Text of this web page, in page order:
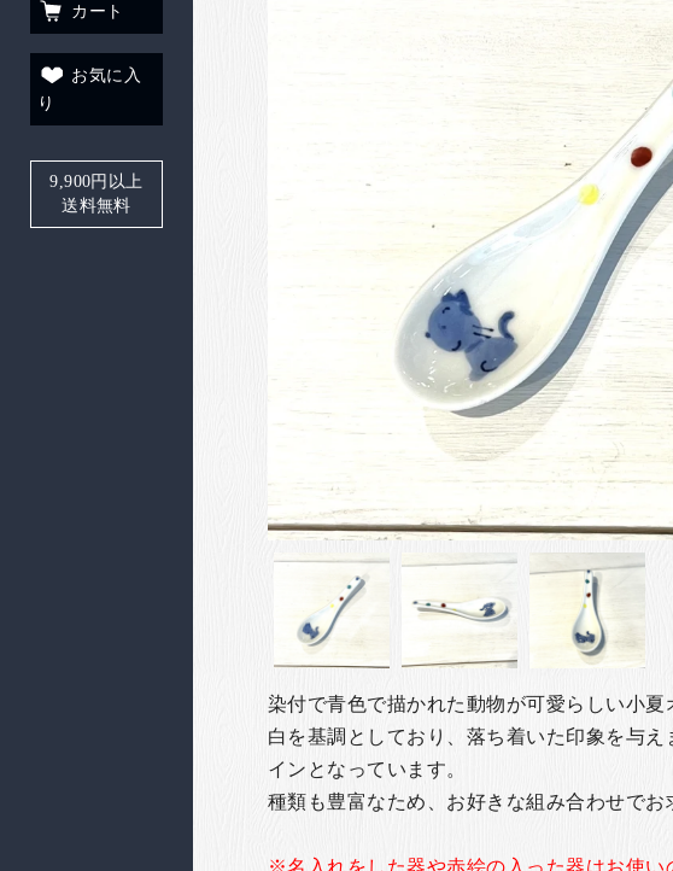
カート
お気に入
り
9,900円以上
送料無料
染付で青色で描かれた動物が可愛らしい小夏
白を基調としており、落ち着いた印象を与
インとなっています。
種類も豊富なため、お好きな組み合わせでお
※名入れをした器や赤絵の入った器はお使い